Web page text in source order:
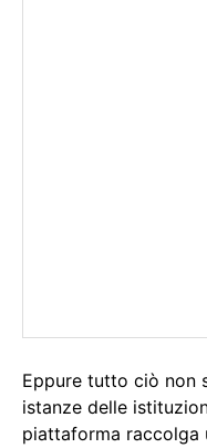
Eppure tutto ciò non
istanze delle
piattaforma raccolga